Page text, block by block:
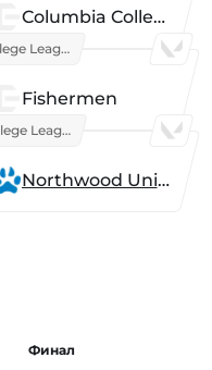
Columbia College
PlayVS College League 2025: Fall
Fishermen
PlayVS College League 2025: Fall
Northwood University
Финал